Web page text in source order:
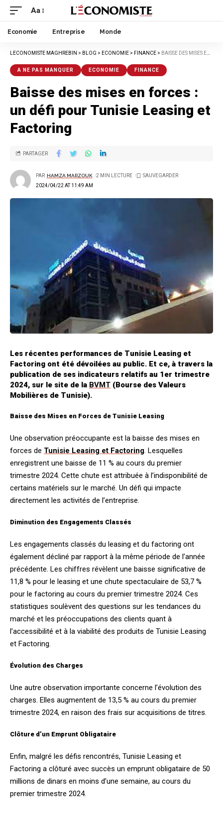
Aa
Economie Entreprise Monde
LECONOMISTE MAGHREBIN > BLOG > ECONOMIE > FINANCE > BAISSE DES MISES EN FORCES : UN DÉFI POUR TUNISIE LEASING ET FACTORING
A NE PAS MANQUER ECONOMIE FINANCE
Baisse des mises en forces :
un défi pour Tunisie Leasing et
Factoring
2024/04/22 AT 11:49 AM
PAR HAMZA MARZOUK 2 MIN LECTURE
PARTAGER
Les récentes performances de Tunisie Leasing et
Factoring ont été dévoilées au public. Et ce, à travers la
publication de ses indicateurs relatifs au 1er trimestre
2024, sur le site de la BVMT (Bourse des Valeurs
Mobilières de Tunisie).
Baisse des Mises en Forces de Tunisie Leasing
Une observation préoccupante est la baisse des mises en
forces de Tunisie Leasing et Factoring. Lesquelles
enregistrent une baisse de 11 % au cours du premier
trimestre 2024. Cette chute est attribuée à l’indisponibilité de
certains matériels sur le marché. Un défi qui impacte
directement les activités de l’entreprise.
Diminution des Engagements Classés
Les engagements classés du leasing et du factoring ont
également décliné par rapport à la même période de l’année
précédente. Les chiffres révèlent une baisse significative de
11,8 % pour le leasing et une chute spectaculaire de 53,7 %
pour le factoring au cours du premier trimestre 2024. Ces
statistiques soulèvent des questions sur les tendances du
marché et les préoccupations des clients quant à
l’accessibilité et à la viabilité des produits de Tunisie Leasing
et Factoring.
Évolution des Charges
Une autre observation importante concerne l’évolution des
charges. Elles augmentent de 13,5 % au cours du premier
trimestre 2024, en raison des frais sur acquisitions de titres.
Clôture d’un Emprunt Obligataire
Enfin, malgré les défis rencontrés, Tunisie Leasing et
Factoring a clôturé avec succès un emprunt obligataire de 50
millions de dinars en moins d’une semaine, au cours du
premier trimestre 2024.